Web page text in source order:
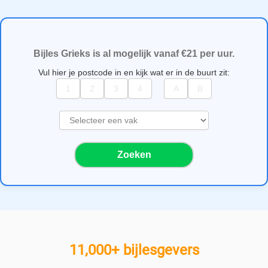
Bijles Grieks is al mogelijk vanaf €21 per uur.
Vul hier je postcode in en kijk wat er in de buurt zit:
Zoeken
11,000+ bijlesgevers